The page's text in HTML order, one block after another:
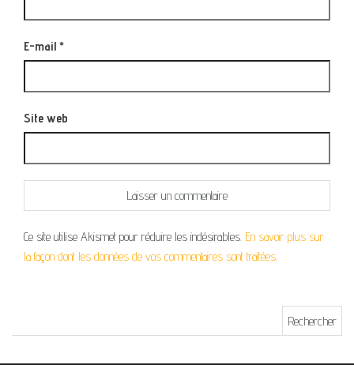
E-mail *
Site web
Ce site utilise Akismet pour réduire les indésirables. En savoir plus sur
la façon dont les données de vos commentaires sont traitées.